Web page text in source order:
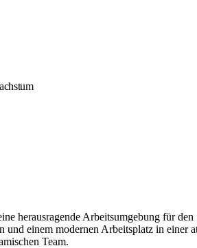
herausragende Arbeitsumgebung für
einem modernen Arbeitsplatz in einer
Team.